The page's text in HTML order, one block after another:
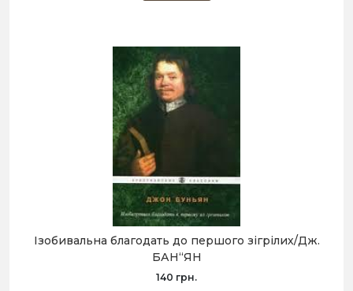
Ізобивальна благодать до першого зігрілих/Дж.
БАН“ЯН
140 грн.